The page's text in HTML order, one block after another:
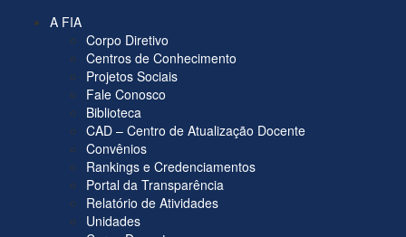
A FIA
Corpo Diretivo
Centros de Conhecimento
Projetos Sociais
Fale Conosco
Biblioteca
CAD – Centro de Atualização Docente
Convênios
Rankings e Credenciamentos
Portal da Transparência
Relatório de Atividades
Unidades